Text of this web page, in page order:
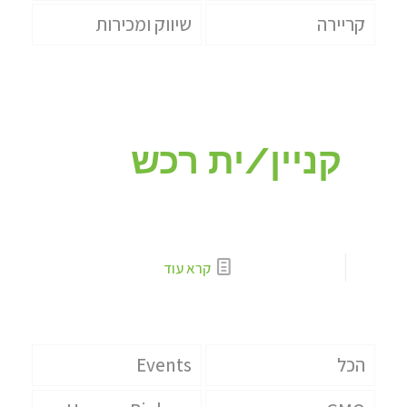
קריירה שיווק ומכירות
קניין/ית רכש
קרא עוד
הכל
Events